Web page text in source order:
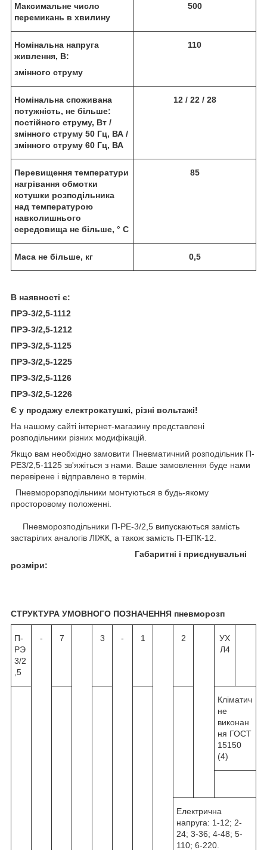
Максимальне число
перемикань в хвилину
500
Номінальна напруга
живлення, В:
змінного струму
110
Номінальна споживана
потужність, не більше:
постійного струму, Вт /
змінного струму 50 Гц, ВА /
змінного струму 60 Гц, ВА
12 / 22 / 28
Перевищення температури
нагрівання обмотки
котушки розподільника
над температурою
навколишнього
середовища не більше, ° С
85
Маса не більше, кг 0,5
В наявності є:
ПРЭ-3/2,5-1112
ПРЭ-3/2,5-1212
ПРЭ-3/2,5-1125
ПРЭ-3/2,5-1225
ПРЭ-3/2,5-1126
ПРЭ-3/2,5-1226
Є у продажу електрокатушкі, різні вольтажі!
На нашому сайті інтернет-магазину представлені
розподільники різних модифікацій.
Якщо вам необхідно замовити Пневматичний розподільник П-
РЕ3/2,5-1125 зв'яжіться з нами. Ваше замовлення буде нами
перевірене і відправлено в термін.
Пневморорзподільники монтуються в будь-якому
просторовому положенні.
Пневморозподільники П-РЕ-3/2,5 випускаються замість
застарілих аналогів ЛІЖК, а також замість П-ЕПК-12.
Габаритні і приєднувальні
розміри:
СТРУКТУРА УМОВНОГО ПОЗНАЧЕННЯ пневморозп
П-
РЭ
3/2
,5
- 7 3 - 1 2
УХ
Л4
Кліматич
не
виконан
ня ГОСТ
15150
(4)
Електрична
напруга: 1-12; 2-
24; 3-36; 4-48; 5-
110; 6-220.